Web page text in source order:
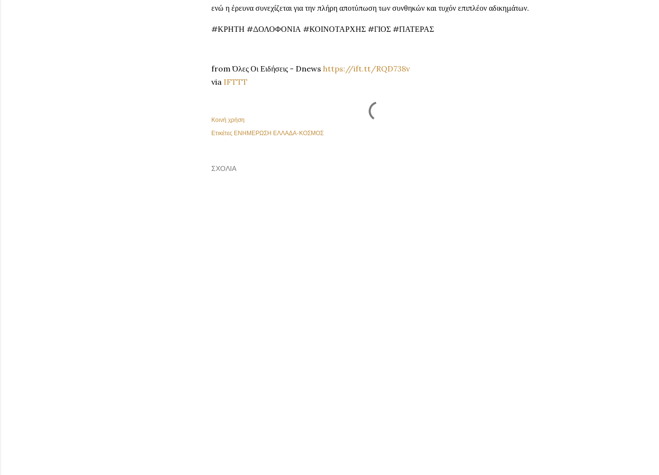
ενώ η έρευνα συνεχίζεται για την πλήρη αποτύπωση των συνθηκών και τυχόν επιπλέον αδικημάτων.
#ΚΡΗΤΗ #ΔΟΛΟΦΟΝΙΑ #ΚΟΙΝΟΤΑΡΧΗΣ #ΓΙΟΣ #ΠΑΤΕΡΑΣ
from Όλες Οι Ειδήσεις - Dnews https://ift.tt/RQD738v
via IFTTT
Κοινή χρήση
Ετικέτες ΕΝΗΜΕΡΩΣΗ ΕΛΛΑΔΑ-ΚΟΣΜΟΣ
ΣΧΌΛΙΑ